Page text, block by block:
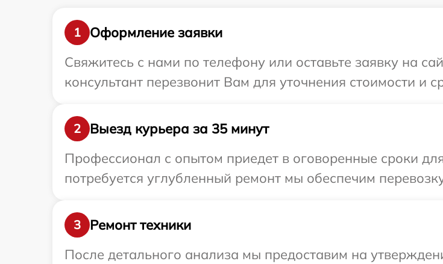
1
Оформление заявки
Свяжитесь с нами по телефону или оставьте заявку на
консультант перезвонит Вам для уточнения стоимости и
2
Выезд курьера за 35 минут
Профессионал с опытом приедет в оговоренные сроки
потребуется углубленный ремонт мы обеспечим
3
Ремонт техники
После детального анализа мы предоставим на